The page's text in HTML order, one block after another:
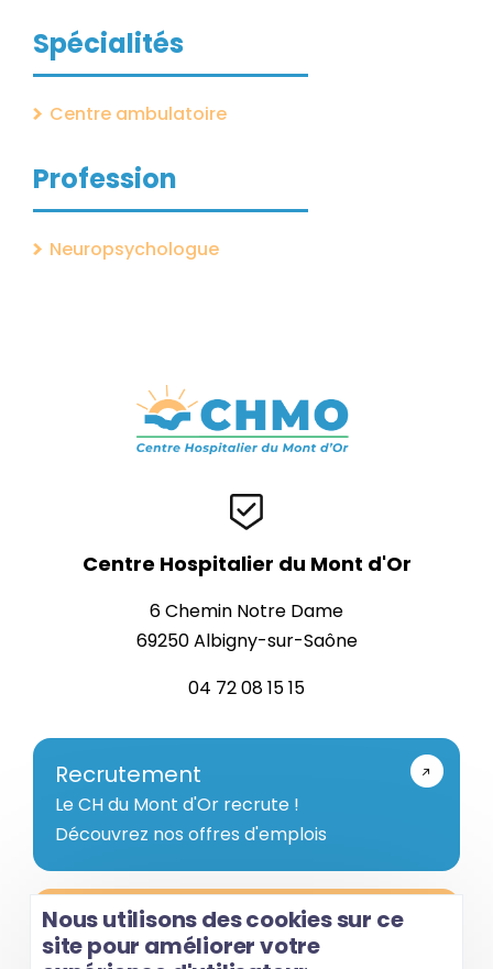
Spécialités
Centre ambulatoire
Profession
Neuropsychologue
Centre Hospitalier du Mont d'Or
6 Chemin Notre Dame
69250 Albigny-sur-Saône
04 72 08 15 15
Recrutement
Le CH du Mont d'Or recrute !
Découvrez nos offres d'emplois
Votre avis nous intéresse !
Nous plaçons l'usager au cœur de notre
Nous utilisons des cookies sur ce
site pour améliorer votre